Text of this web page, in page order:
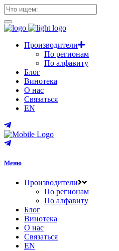
Производители
По регионам
По алфавиту
Блог
Винотека
О нас
Связаться
EN
Меню
Производители
По регионам
По алфавиту
Блог
Винотека
О нас
Связаться
EN